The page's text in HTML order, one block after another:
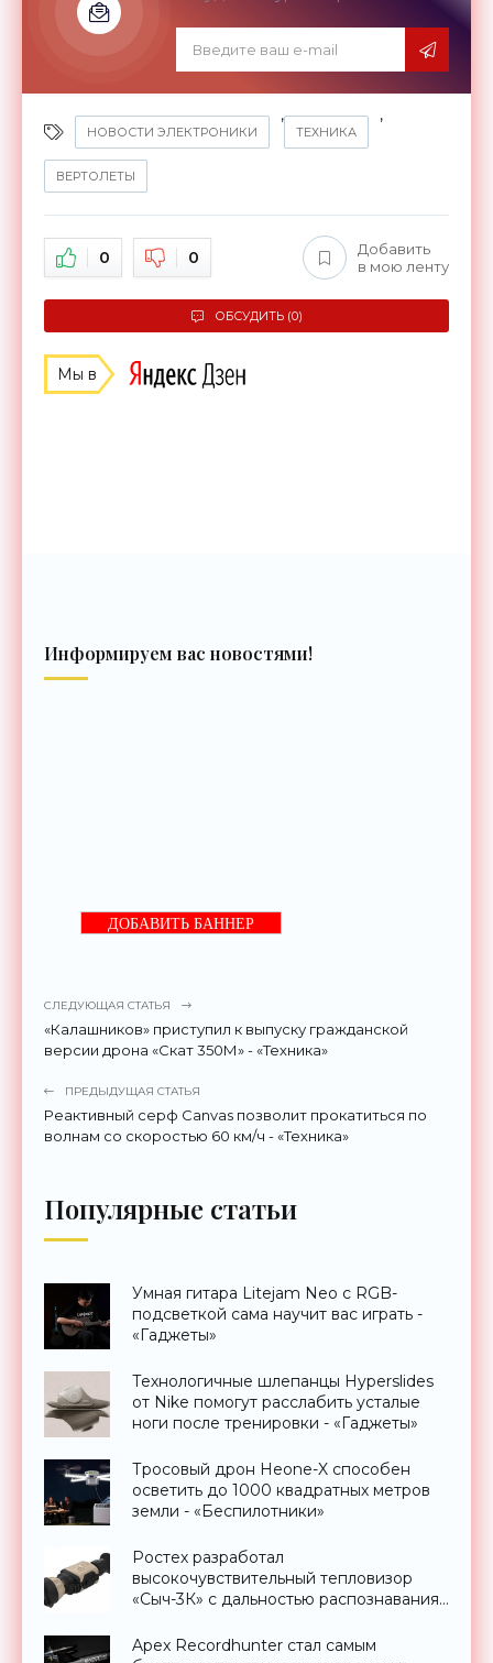
НОВОСТИ ЭЛЕКТРОНИКИ
,
ТЕХНИКА
,
ВЕРТОЛЕТЫ
0 0
Добавить
в мою ленту
ОБСУДИТЬ (0)
Мы в
Информируем вас новостями!
ДОБАВИТЬ БАННЕР
СЛЕДУЮЩАЯ СТАТЬЯ
«Калашников» приступил к выпуску гражданской
версии дрона «Скат 350М» - «Техника»
ПРЕДЫДУЩАЯ СТАТЬЯ
Реактивный серф Canvas позволит прокатиться по
волнам со скоростью 60 км/ч - «Техника»
Популярные статьи
Умная гитара Litejam Neo с RGB-
подсветкой сама научит вас играть -
«Гаджеты»
Технологичные шлепанцы Hyperslides
от Nike помогут расслабить усталые
ноги после тренировки - «Гаджеты»
Тросовый дрон Heone-X способен
осветить до 1000 квадратных метров
земли - «Беспилотники»
Ростех разработал
высокочувствительный тепловизор
«Сыч-3К» с дальностью распознавания
Apex Recordhunter стал самым